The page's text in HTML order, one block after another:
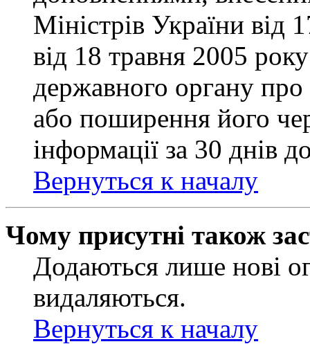
Міністрів України від
від 18 травня 2005
державного органу
або поширення його
інформації за 30 днів
Вернуться к началу
Чому присутні також
Додаються лише нові
видаляються.
Вернуться к началу